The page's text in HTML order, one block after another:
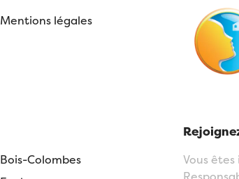
Mentions légales
Bois-Colombes
Vous